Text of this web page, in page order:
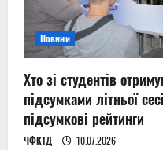
Новини
Хто зі студентів
підсумками літньої
підсумкові рейтинги
ЧФКТД 10.07.2026